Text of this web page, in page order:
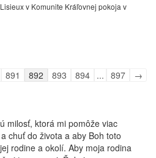
v Komunite Kráľovnej pokoja v
891 892 893 894 ... 897
→
milosť, ktorá mi pomôže viac
chuť do života a aby Boh toto
rodine a okolí. Aby moja rodina